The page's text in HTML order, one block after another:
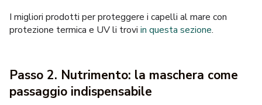
I migliori prodotti per proteggere i capelli al mare con
protezione termica e UV li trovi in questa sezione.
Passo 2. Nutrimento: la maschera come
passaggio indispensabile